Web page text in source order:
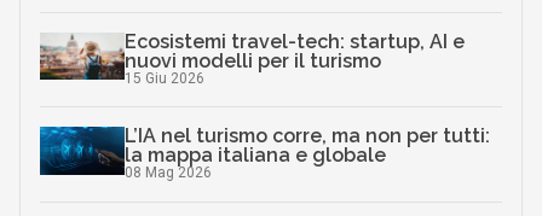
Ecosistemi travel-tech: startup, AI e
nuovi modelli per il turismo
15 Giu 2026
L’IA nel turismo corre, ma non per tutti:
la mappa italiana e globale
08 Mag 2026